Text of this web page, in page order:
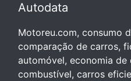
Autodata
Motoreu.com, consumo
comparação de carros,
automóvel, economia
combustível, carros